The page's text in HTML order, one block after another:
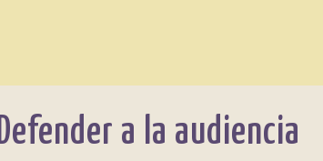
Defender a la audiencia